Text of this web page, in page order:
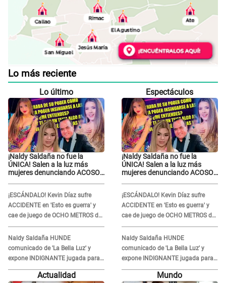
Lo más reciente
Lo último
¡Naldy Saldaña no fue la
ÚNICA! Salen a la luz más
mujeres denunciando ACOSO
¡ESCÁNDALO! Kevin Díaz sufre
ACCIDENTE en 'Esto es guerra' y
cae de juego de OCHO METROS de
altura: "La colchoneta se rompe..."
Naldy Saldaña HUNDE
comunicado de 'La Bella Luz' y
expone INDIGNANTE jugada para
DEFENDER a director: "Que he
tenido algo..."
Espectáculos
¡Naldy Saldaña no fue la
ÚNICA! Salen a la luz más
mujeres denunciando ACOSO
¡ESCÁNDALO! Kevin Díaz sufre
ACCIDENTE en 'Esto es guerra' y
cae de juego de OCHO METROS de
altura: "La colchoneta se rompe..."
Naldy Saldaña HUNDE
comunicado de 'La Bella Luz' y
expone INDIGNANTE jugada para
DEFENDER a director: "Que he
tenido algo..."
Actualidad Mundo